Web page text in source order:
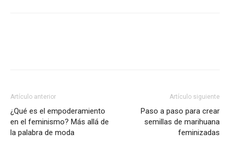
Artículo anterior
¿Qué es el empoderamiento
en el feminismo? Más allá de
la palabra de moda
Artículo siguiente
Paso a paso para crear
semillas de marihuana
feminizadas